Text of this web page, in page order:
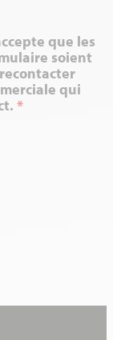
que les
soient
qui
*